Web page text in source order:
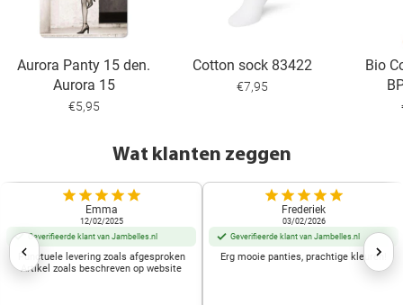
Aurora Panty 15 den.
Aurora 15
€5,95
Cotton sock 83422
€7,95
Bio
Wat klanten zeggen
Emma
12/02/2025
Geverifieerde klant van Jambelles.nl
Punctuele levering zoals afgesproken
Artikel zoals beschreven op website
Frederiek
03/02/2026
Geverifieerde klant van Jambelles.nl
Erg mooie panties, prachtige kleuren!